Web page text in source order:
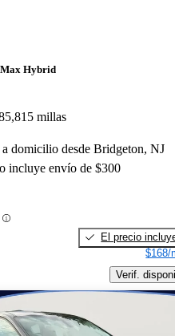
Hybrid
millas
a domicilio desde Bridgeton, NJ
incluye envío de $300
El precio
$168/
Verif.